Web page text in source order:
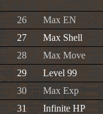
26
Max EN
27
Max Shell
28
Max Move
29
Level 99
30
Max Exp
31
Infinite HP